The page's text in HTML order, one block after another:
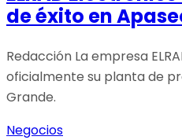
de éxito en
Redacción La empresa
oficialmente su planta de
Grande.
Negocios